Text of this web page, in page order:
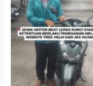
Cityplaza Jatinegara
Gedung Parkir P6A